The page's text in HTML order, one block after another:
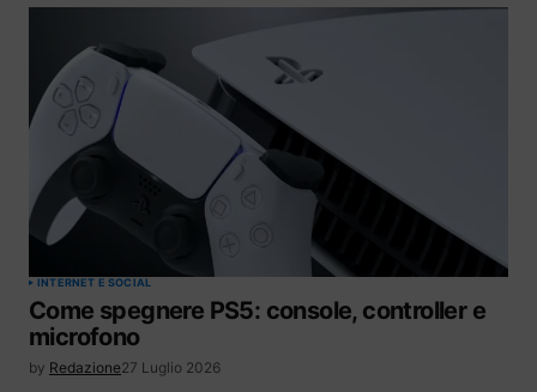
INTERNET E SOCIAL
Come spegnere PS5: console, controller e
microfono
by Redazione27 Luglio 2026